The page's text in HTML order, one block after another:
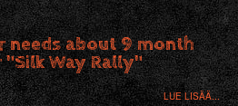
needs about 9 month
Way Rally"
LUE LISÄÄ...